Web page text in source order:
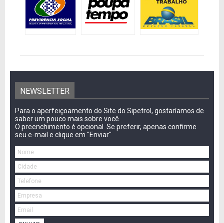
NEWSLETTER
Para o aperfeiçoamento do Site do Sipetrol, gostaríamos de
saber um pouco mais sobre você.
O preenchimento é opcional. Se preferir, apenas confirme
seu e-mail e clique em "Enviar"